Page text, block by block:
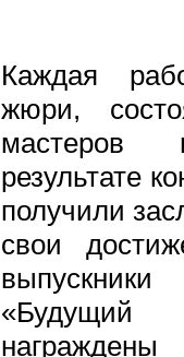
Каждая
жюри,
результате
получили
свои
«Будущий